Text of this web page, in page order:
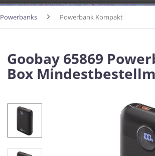
Powerbanks Powerbank Kompakt
Goobay 65869
Box